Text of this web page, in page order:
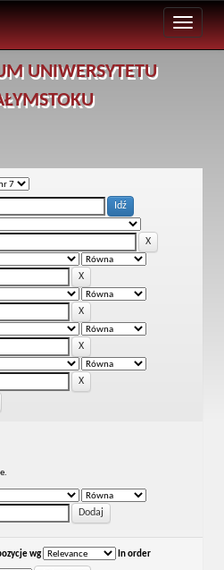
UNIWERSYTETU
wg In order